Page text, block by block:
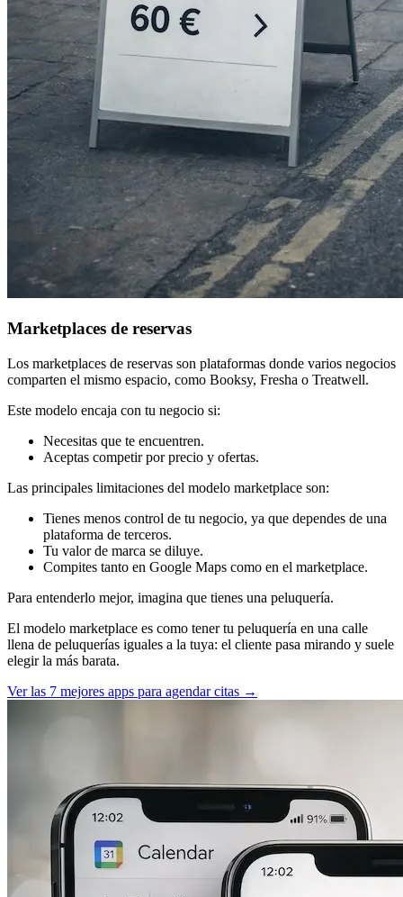
Marketplaces de reservas
Los marketplaces de reservas son plataformas donde varios negocios
comparten el mismo espacio, como Booksy, Fresha o Treatwell.
Este modelo encaja con tu negocio si:
Necesitas que te encuentren.
Aceptas competir por precio y ofertas.
Las principales limitaciones del modelo marketplace son:
Tienes menos control de tu negocio, ya que dependes de una
plataforma de terceros.
Tu valor de marca se diluye.
Compites tanto en Google Maps como en el marketplace.
Para entenderlo mejor, imagina que tienes una peluquería.
El modelo marketplace es como tener tu peluquería en una calle
llena de peluquerías iguales a la tuya: el cliente pasa mirando y suele
elegir la más barata.
Ver las 7 mejores apps para agendar citas →